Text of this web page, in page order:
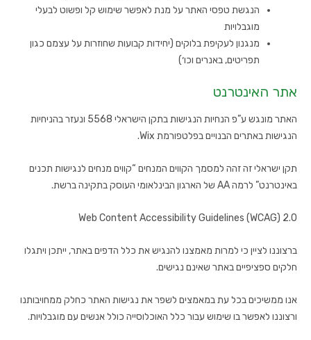
הנגשת טפסי האתר על מנת לאפשר שימוש קל ופשוט לבעלי
מוגבלויות
מנגנון לעקיפת בלוקים (יחידות קבועות שחוזרות על עצמם כגון
תפריטים, באנרים וכו׳)
אתר האינטרנט
האתר מונגש ע”פ הנחיות הנגישות בתקן הישראלי 5568 ונעזר בהניחיות
הנגישות באתרים הבנויים בפלטפורמת Wix.
תקן ישראלי זה זהה למסמך הקווים המנחים “קווים מנחים לנגישות תכנים
באינטרנט” לרמה AA של הארגון הבינלאומי העוסק בתקינה ברשת.
Web Content Accessibility Guidelines (WCAG) 2.0
ברצוננו לציין כי למרות מאמצנו להנגיש את כלל הדפים באתר, ייתכן ויתגלו
חלקים ספציפיים באתר שאינם נגישים.
אנו ממשיכים בכל עת במאמצים לשפר את נגישות האתר כחלק ממחויבותנו
ורצוננו לאפשר בו שימוש עבור כלל האוכלוסייה כולל אנשים עם מוגבלויות.